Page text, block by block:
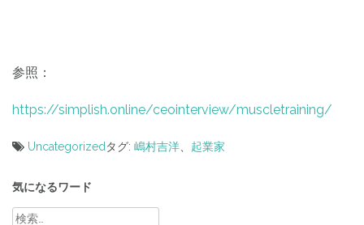
参照：
https://simplish.online/ceointerview/muscletraining/
Uncategorized タグ: 嶋村吉洋 起業家
稿
ナ
気になるワード
検